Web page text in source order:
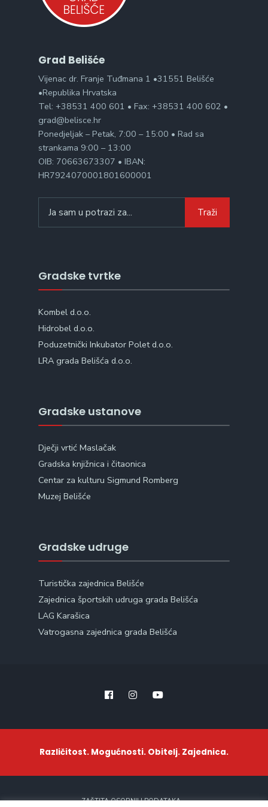
Grad Belišće
Vijenac dr. Franje Tuđmana 1 •31551 Belišće
•Republika Hrvatska
Tel: +38531 400 601 • Fax: +38531 400 602 •
grad@belisce.hr
Ponedjeljak – Petak, 7:00 – 15:00 • Rad sa
strankama 9:00 – 13:00
OIB: 70663673307 • IBAN:
HR7924070001801600001
for:
Traži
Gradske tvrtke
Kombel d.o.o.
Hidrobel d.o.o.
Poduzetnički Inkubator Polet d.o.o.
LRA grada Belišća d.o.o.
Gradske ustanove
Dječji vrtić Maslačak
Gradska knjižnica i čitaonica
Centar za kulturu Sigmund Romberg
Muzej Belišće
Gradske udruge
Turistička zajednica Belišće
Zajednica športskih udruga grada Belišća
LAG Karašica
Vatrogasna zajednica grada Belišća
Različitost. Mogućnosti. Obitelj. Zajednica.
ZAŠTITA OSOBNIH PODATAKA